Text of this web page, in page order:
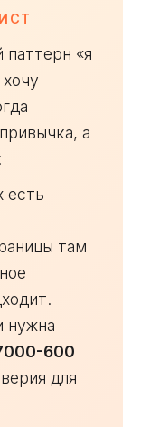
«я
а
есть
там
нужна
600
для